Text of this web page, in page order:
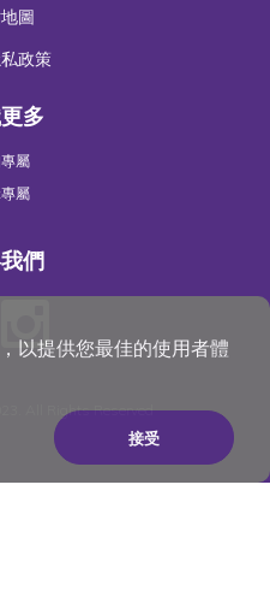
以提供您最佳的使用者體
接受
圖
政策
多
屬
屬
們
All Rights Reserved